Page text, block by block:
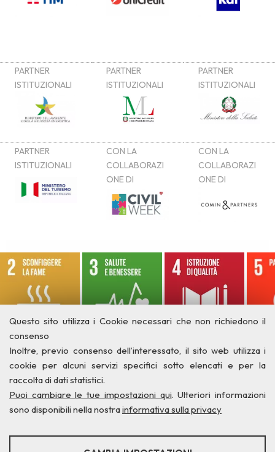
Questo sito utilizza i Cookie necessari che non richiedono il
consenso
Inoltre, previo consenso dell’interessato, il sito web utilizza i
cookie per alcuni servizi specifici sotto elencati e per la
raccolta di dati statistici.
Puoi cambiare le tue impostazioni qui. Ulteriori informazioni
sono disponibili nella nostrainformativa sulla privacy
STATISTICHE